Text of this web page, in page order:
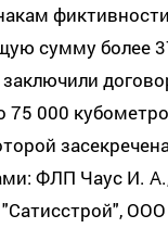
сумму более
75 000
ФЛП Чаус И.